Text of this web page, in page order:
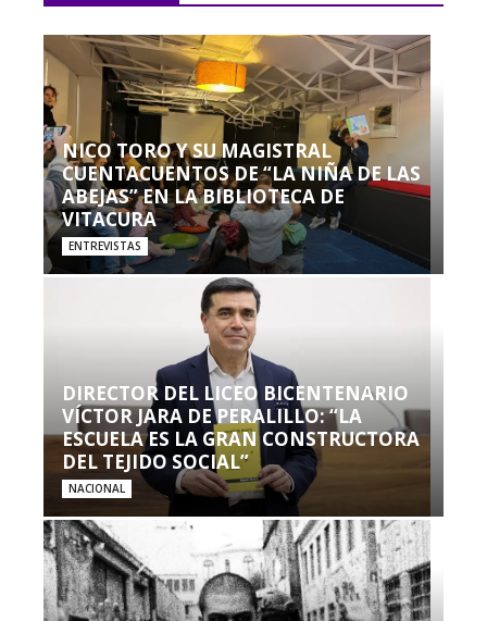
NICO TORO Y SU MAGISTRAL
CUENTACUENTOS DE “LA NIÑA DE LAS
ABEJAS” EN LA BIBLIOTECA DE
VITACURA
ENTREVISTAS
DIRECTOR DEL LICEO BICENTENARIO
VÍCTOR JARA DE PERALILLO: “LA
ESCUELA ES LA GRAN CONSTRUCTORA
DEL TEJIDO SOCIAL”
NACIONAL